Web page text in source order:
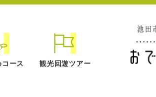
ース 観光回遊ツアー